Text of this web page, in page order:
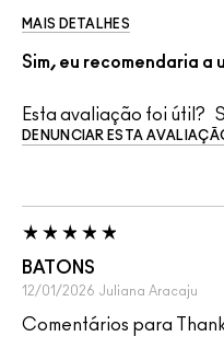
MAIS DETALHES
Sim, eu recomendaria a
Esta avaliação foi útil?
DENUNCIAR ESTA
BATONS
12/01/2026 Juliana Aracaju
Comentários para